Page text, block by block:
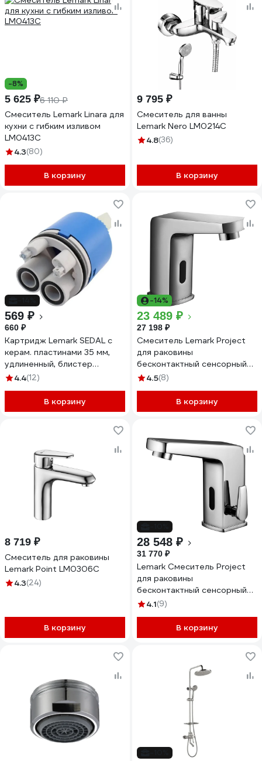
-8%
5 625 ₽6 110 ₽
Смеситель Lemark Linara для
кухни с гибким изливом
LM0413C
4.3(80)
В корзину
9 795 ₽
Смеситель для ванны
Lemark Nero LM0214C
4.8(36)
В корзину
569 ₽
660 ₽
Картридж Lemark SEDAL с
керам. пластинами 35 мм,
удлиненный, блистер
LM8504P-BL
4.4(12)
В корзину
-14%
23 489 ₽
27 198 ₽
Смеситель Lemark Project
для раковины
бесконтактный сенсорный
LM4650CE
4.5(8)
В корзину
8 719 ₽
Смеситель для раковины
Lemark Point LM0306C
4.3(24)
В корзину
28 548 ₽
31 770 ₽
Lemark Смеситель Project
для раковины
бесконтактный сенсорный
LM4655CE
4.1(9)
В корзину